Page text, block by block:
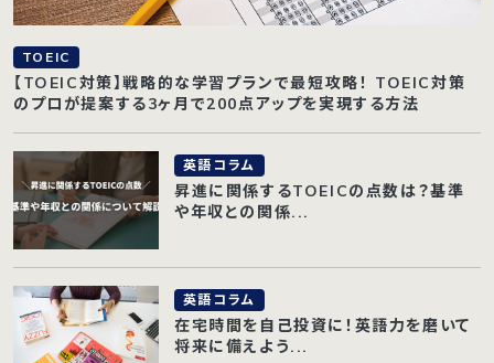
TOEIC
【TOEIC対策】戦略的な学習プランで最短攻略！ TOEIC対策
のプロが提案する3ヶ月で200点アップを実現する方法
英語コラム
昇進に関係するTOEICの点数は？基準
や年収との関係...
英語コラム
在宅時間を自己投資に！英語力を磨いて
将来に備えよう...